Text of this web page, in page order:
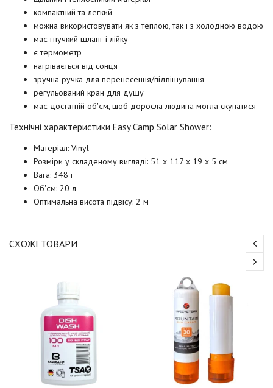
компактний та легкий
можна використовувати як з теплою, так і з холодною водою
має гнучкий шланг і лійку
є термометр
нагрівається від сонця
зручна ручка для перенесення/підвішування
регульований кран для душу
має достатній об'єм, щоб доросла людина могла скупатися
Технічні характеристики Easy Camp Solar Shower:
Матеріал: Vinyl
Розміри у складеному вигляді: 51 x 117 x 19 x 5 см
Вага: 348 г
Об'єм: 20 л
Оптимальна висота підвісу: 2 м
СХОЖІ ТОВАРИ